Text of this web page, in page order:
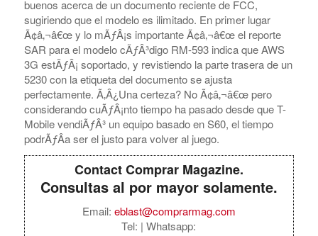
buenos acerca de un documento reciente de FCC,
sugiriendo que el modelo es ilimitado. En primer lugar
Ã¢â‚¬â€œ y lo mÃƒÂ¡s importante Ã¢â‚¬â€œ el reporte
SAR para el modelo cÃƒÂ³digo RM-593 indica que AWS
3G estÃƒÂ¡ soportado, y revistiendo la parte trasera de un
5230 con la etiqueta del documento se ajusta
perfectamente. Ã‚Â¿Una certeza? No Ã¢â‚¬â€œ pero
considerando cuÃƒÂ¡nto tiempo ha pasado desde que T-
Mobile vendiÃƒÂ³ un equipo basado en S60, el tiempo
podrÃƒÂ­a ser el justo para volver al juego.
Contact Comprar Magazine.
Consultas al por mayor solamente.
Email: eblast@comprarmag.com
Tel: | Whatsapp: